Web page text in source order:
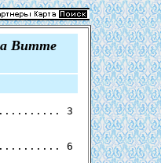
Витте
3
6